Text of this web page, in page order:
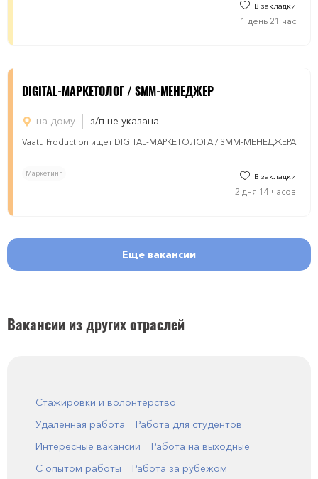
В закладки
1 день 21 час
DIGITAL-МАРКЕТОЛОГ / SMM-МЕНЕДЖЕР
на дому з/п не указана
Vaatu Production ищет DIGITAL-МАРКЕТОЛОГА / SMM-МЕНЕДЖЕРА
Маркетинг В закладки
2 дня 14 часов
Еще вакансии
Вакансии из других отраслей
Стажировки и волонтерство
Удаленная работа
Работа для студентов
Интересные вакансии
Работа на выходные
С опытом работы
Работа за рубежом